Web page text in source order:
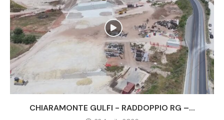
CHIARAMONTE GULFI - RADDOPPIO RG –...